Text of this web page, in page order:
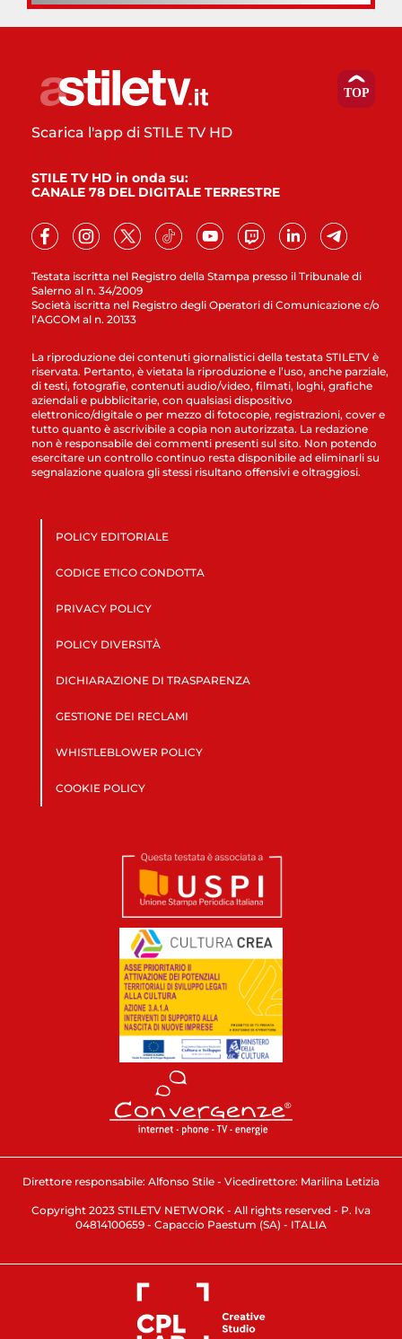
Testata iscritta nel Registro della Stampa presso il Tribunale di
Salerno al n. 34/2009
Società iscritta nel Registro degli Operatori di Comunicazione c/o
l’AGCOM al n. 20133
Scarica l'app di STILE TV HD
STILE TV HD in onda su:
CANALE 78 DEL DIGITALE TERRESTRE
La riproduzione dei contenuti giornalistici della testata STILETV è
riservata. Pertanto, è vietata la riproduzione e l’uso, anche parziale,
di testi, fotografie, contenuti audio/video, filmati, loghi, grafiche
aziendali e pubblicitarie, con qualsiasi dispositivo
elettronico/digitale o per mezzo di fotocopie, registrazioni, cover e
tutto quanto è ascrivibile a copia non autorizzata. La redazione
non è responsabile dei commenti presenti sul sito. Non potendo
esercitare un controllo continuo resta disponibile ad eliminarli su
segnalazione qualora gli stessi risultano offensivi e oltraggiosi.
POLICY EDITORIALE
CODICE ETICO CONDOTTA
PRIVACY POLICY
POLICY DIVERSITÀ
DICHIARAZIONE DI TRASPARENZA
GESTIONE DEI RECLAMI
WHISTLEBLOWER POLICY
COOKIE POLICY
Direttore responsabile: Alfonso Stile - Vicedirettore: Marilina Letizia
Copyright 2023 STILETV NETWORK - All rights reserved - P. Iva
04814100659 - Capaccio Paestum (SA) - ITALIA